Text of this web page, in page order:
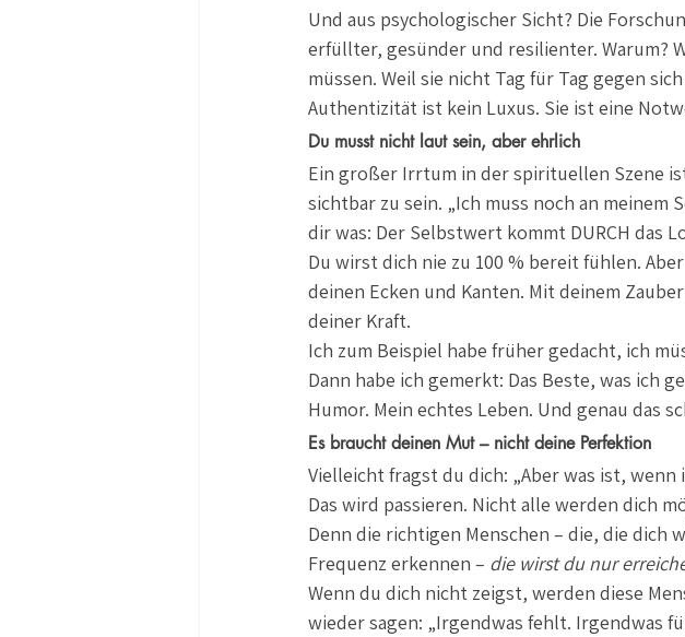
Und aus psychologischer Sicht? Die
erfüllter, gesünder und resilienter. Warum?
müssen. Weil sie nicht Tag für Tag gegen
Authentizität ist kein Luxus. Sie ist eine
Du musst nicht laut sein, aber ehrlich
Ein großer Irrtum in der spirituellen Szene
sichtbar zu sein. „Ich muss noch an meinem
dir was: Der Selbstwert kommt DURCH das
Du wirst dich nie zu 100 % bereit fühlen.
deinen Ecken und Kanten. Mit deinem
deiner Kraft.
Ich zum Beispiel habe früher gedacht, ich
Dann habe ich gemerkt: Das Beste, was ich
Humor. Mein echtes Leben. Und genau das
Es braucht deinen Mut – nicht deine Perfektion
Vielleicht fragst du dich: „Aber was ist,
Das wird passieren. Nicht alle werden dich
Denn die richtigen Menschen – die, die dich
Frequenz erkennen – die wirst du nur
Wenn du dich nicht zeigst, werden diese
wieder sagen: „Irgendwas fehlt. Irgendwas